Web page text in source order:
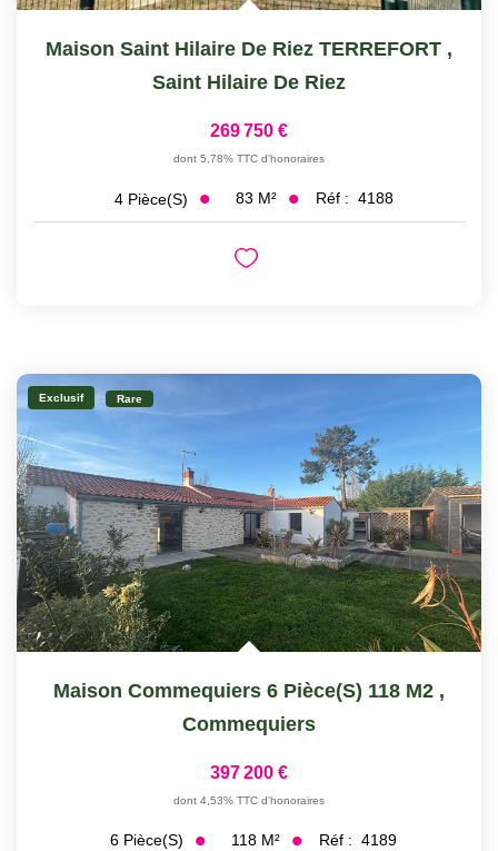
Maison Saint Hilaire De Riez TERREFORT ,
Saint Hilaire De Riez
269 750 €
dont 5,78% TTC d'honoraires
4 Pièce(s) 83 M² Réf : 4188
Exclusif Rare
Maison Commequiers 6 Pièce(s) 118 M2 ,
Commequiers
397 200 €
dont 4,53% TTC d'honoraires
6 Pièce(s) 118 M² Réf : 4189